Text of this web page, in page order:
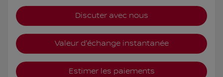
Discuter avec nous
Valeur d'échange instantanée
Estimer les paiements